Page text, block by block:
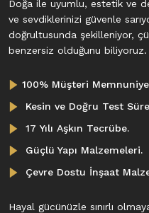
Doğa ile uyumlu, estetik ve
ve sevdiklerinizi güvenle
doğrultusunda şekilleniyor,
benzersiz olduğunu biliyoruz.
100% Müşteri
Kesin ve Doğru Test
17 Yılı Aşkın Tecrübe.
Güçlü Yapı Malzemeleri.
Çevre Dostu İnşaat
Hayal gücünüzle sınırlı